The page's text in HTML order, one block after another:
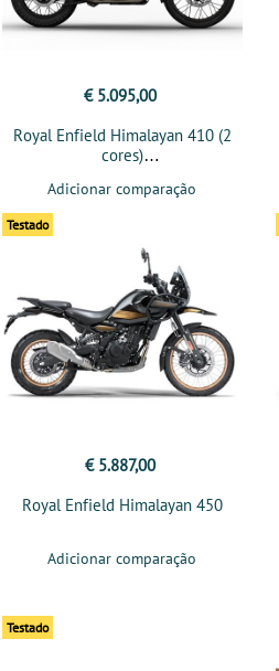
€ 5.095,00
Royal Enfield Himalayan 410 (2
cores)
Adicionar comparação
Testado
€ 5.887,00
Royal Enfield Himalayan 450
Adicionar comparação
Testado